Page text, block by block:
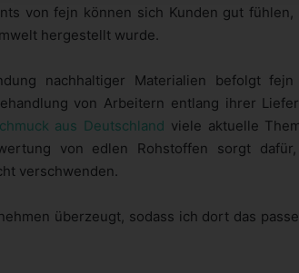
von fejn können sich Kunden gut fühlen,
hergestellt wurde.
nachhaltiger Materialien befolgt
von Arbeitern entlang ihrer
aus Deutschland viele aktuelle
von edlen Rohstoffen sorgt
verschwenden.
überzeugt, sodass ich dort das